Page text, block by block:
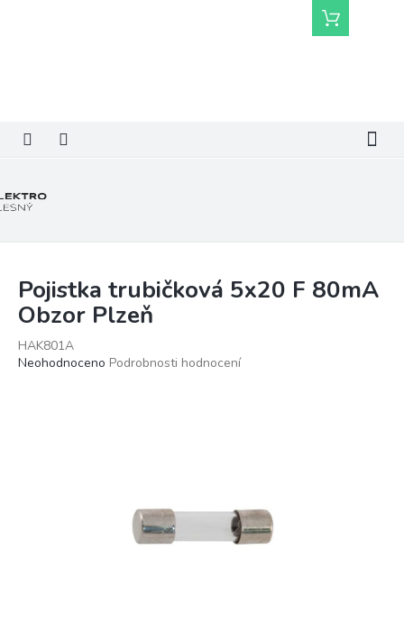
Nákupní
košík
Pojistka trubičková 5x20 F 80mA
Obzor Plzeň
HAK801A
Průměrné
Neohodnoceno Podrobnosti hodnocení